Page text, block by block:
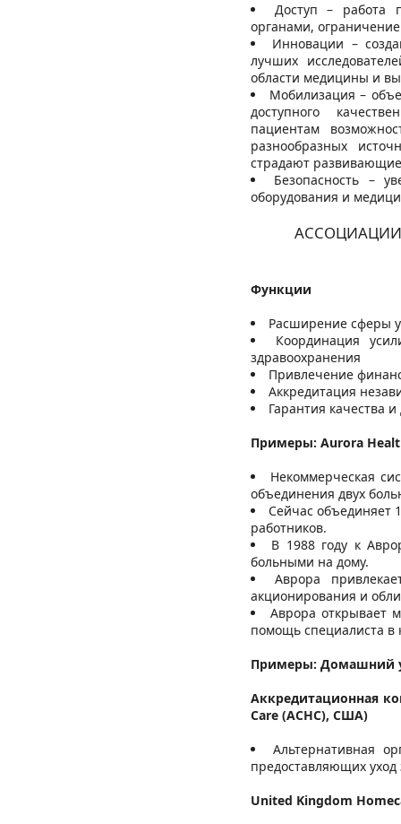
Доступ – работа
органами, ограничение
Инновации –
лучших
области медицины и
Мобилизация –
доступного
пациентам
разнообразных
страдают
Безопасность –
оборудования и
Функции
Расширение сферы
Координация
здравоохранения
Привлечение
Аккредитация
Гарантия качества
Примеры: Aurora
Некоммерческая
объединения двух
Сейчас объединяет
работников.
В 1988 году к
больными на дому.
Аврора
акционирования и
Аврора открывает
помощь специалиста в
Примеры: Домашний
Аккредитационная
Care (ACHC), США)
Альтернативная
предоставляющих
United Kingdom